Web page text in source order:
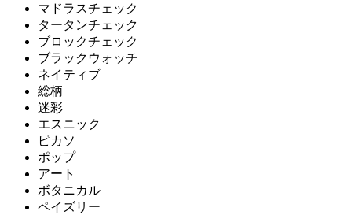
マドラスチェック
タータンチェック
ブロックチェック
ブラックウォッチ
ネイティブ
総柄
迷彩
エスニック
ピカソ
ポップ
アート
ボタニカル
ペイズリー